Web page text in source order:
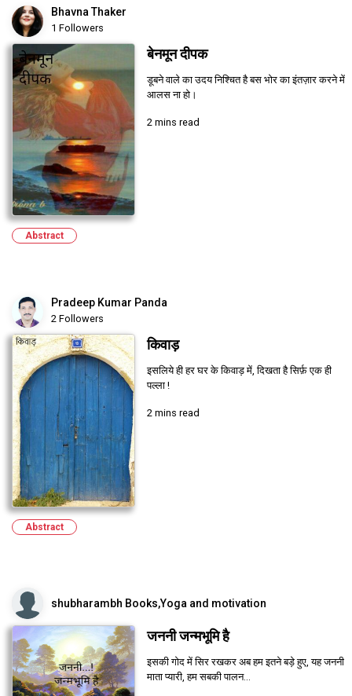
Bhavna Thaker
1 Followers
बेनमून दीपक
डूबने वाले का उदय निश्चित है बस भोर का इंतज़ार करने में
आलस ना हो।
2 mins read
Abstract
Pradeep Kumar Panda
2 Followers
किवाड़
इसलिये ही हर घर के किवाड़ में, दिखता है सिर्फ़ एक ही
पल्ला !
2 mins read
Abstract
shubharambh Books,Yoga and motivation
जननी जन्मभूमि है
इसकी गोद में सिर रखकर अब हम इतने बड़े हुए, यह जननी
माता प्यारी, हम सबकी पालन...